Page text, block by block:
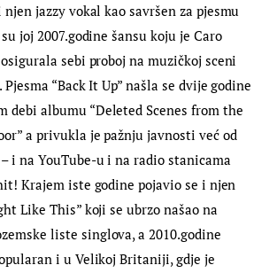
jazzy vokal kao savršen za pjesmu
joj 2007.godine šansu koju je Caro
sebi proboj na muzičkoj sceni
“Back It Up” našla se dvije godine
debi albumu “Deleted Scenes from the
a privukla je pažnju javnosti već od
i na YouTube-u i na radio stanicama
Krajem iste godine pojavio se i njen
Like This” koji se ubrzo našao na
liste singlova, a 2010.godine
i u Velikoj Britaniji, gdje je